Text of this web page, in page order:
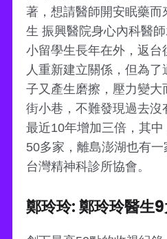
著，想請醫師開安眠藥而
生 振興醫院身心內科醫師
小留學生長年在外，返台
人重新建立關係，但為
子又產生磨擦，壓力變大
街小巷，不難發現過去沒
最近10年增加三倍，其
50多家，離島澎湖也有
台灣精神科診所協會。
鄭玲玲: 鄭玲玲醫生